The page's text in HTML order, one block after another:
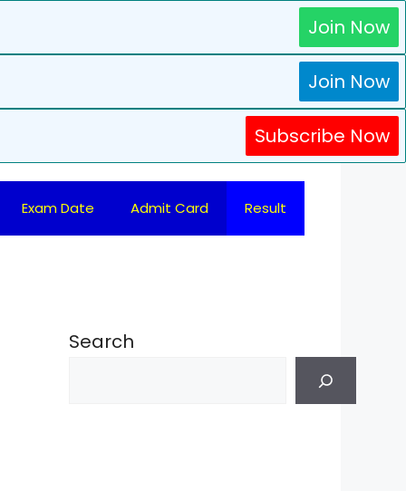
Join Now
Join Now
Subscribe Now
Exam Date Admit Card Result
Search